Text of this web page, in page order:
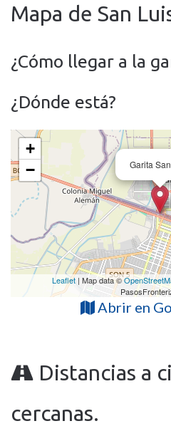
Mapa de San
¿Cómo llegar a la
¿Dónde está?
Garita
+
−
Leaflet| Map data ©
Abrir en
Distancias a
cercanas.